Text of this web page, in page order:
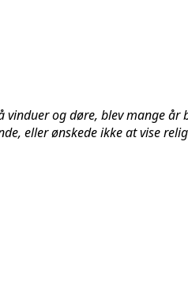
vinduer og døre, blev mange
eller ønskede ikke at vise